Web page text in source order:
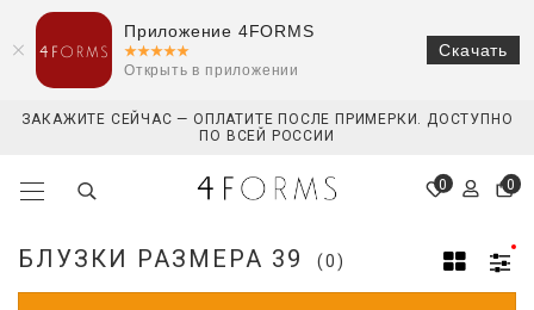
ЗАКАЖИТЕ СЕЙЧАС — ОПЛАТИТЕ ПОСЛЕ ПРИМЕРКИ. ДОСТУПНО
ПО ВСЕЙ РОССИИ
0 0
БЛУЗКИ РАЗМЕРА 39 (0)
Приложение 4FORMS
Открыть в приложении
Скачать